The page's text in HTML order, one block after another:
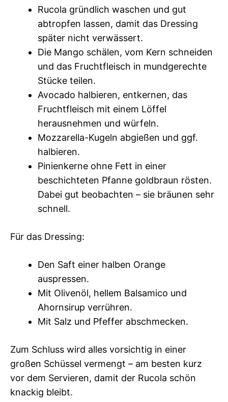
Rucola gründlich waschen und gut
abtropfen lassen, damit das Dressing
später nicht verwässert.
Die Mango schälen, vom Kern schneiden
und das Fruchtfleisch in mundgerechte
Stücke teilen.
Avocado halbieren, entkernen, das
Fruchtfleisch mit einem Löffel
herausnehmen und würfeln.
Mozzarella-Kugeln abgießen und ggf.
halbieren.
Pinienkerne ohne Fett in einer
beschichteten Pfanne goldbraun rösten.
Dabei gut beobachten – sie bräunen sehr
schnell.
Für das Dressing:
Den Saft einer halben Orange
auspressen.
Mit Olivenöl, hellem Balsamico und
Ahornsirup verrühren.
Mit Salz und Pfeffer abschmecken.
Zum Schluss wird alles vorsichtig in einer
großen Schüssel vermengt – am besten kurz
vor dem Servieren, damit der Rucola schön
knackig bleibt.